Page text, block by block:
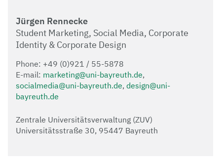
Jürgen Rennecke
Student Marketing, Social Media​, Corporate
Identity & Corporate Design
Phone: +49 (0)921 / 55-5878
E-mail: marketing@uni-bayreuth.de,
socialmedia@uni-bayreuth.de, design@uni-
bayreuth.de
Zentrale Universitätsverwaltung (ZUV)
Universitätsstraße 30, 95447 Bayreuth